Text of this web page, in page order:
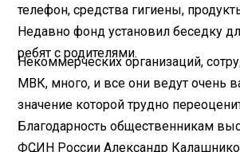
телефон, средства гигиены,
Недавно фонд установил беседку
ребят с родителями.
Некоммерческих организаций,
МВК, много, и все они ведут очень
значение которой трудно
Благодарность общественникам
ФСИН России Александр